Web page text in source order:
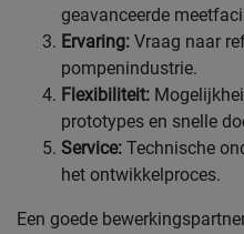
geavanceerde
Ervaring: Vraag naar
pompenindustrie.
Flexibiliteit:
prototypes en snelle
Service: Technische
het ontwikkelproces.
Een goede